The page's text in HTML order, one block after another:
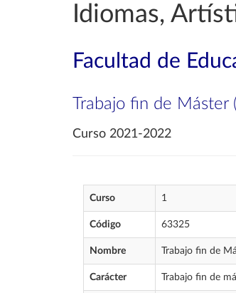
Idiomas,
Facultad de
Trabajo fin de
Curso 2021-2022
Curso 1
Código 63325
Nombre Trabajo fin de
Carácter Trabajo fin de